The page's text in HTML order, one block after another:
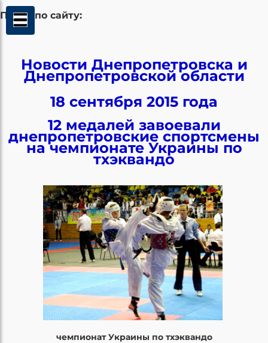
Поиск по сайту:
Новости Днепропетровска и
Днепропетровской области
18 сентября 2015 года
12 медалей завоевали
днепропетровские спортсмены
на чемпионате Украины по
тхэквандо
чемпионат Украины по тхэквандо